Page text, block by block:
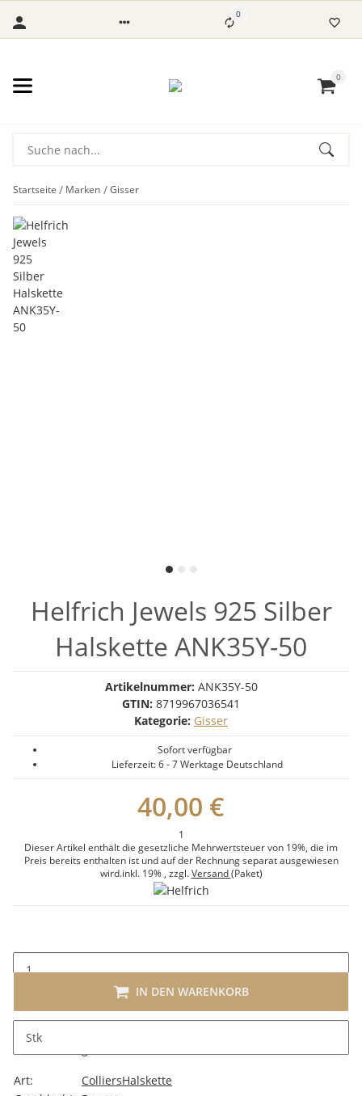
0
0
Startseite Marken Gisser
Helfrich Jewels 925 Silber
Halskette ANK35Y-50
Artikelnummer: ANK35Y-50
GTIN: 8719967036541
Kategorie: Gisser
Sofort verfügbar
Lieferzeit:6 - 7 Werktage Deutschland
40,00 €
1
Dieser Artikel enthält die gesetzliche Mehrwertsteuer von 19%, die im
Preis bereits enthalten ist und auf der Rechnung separat ausgewiesen
wird.inkl. 19%, zzgl.Versand(Paket)
Stk
IN DEN WARENKORB
Art:
ColliersHalskette